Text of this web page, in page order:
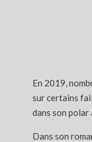
En 2019,
sur certains
dans son
Dans son